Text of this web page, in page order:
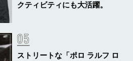
クティビティにも大活躍。
ストリートな「ポロ ラルフ ロ